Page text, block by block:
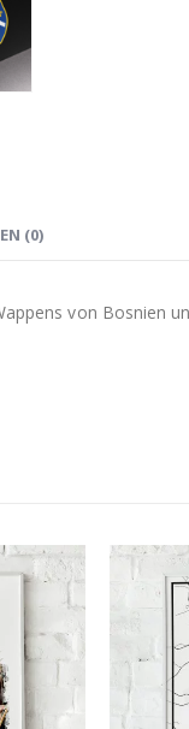
(0)
von Bosnien